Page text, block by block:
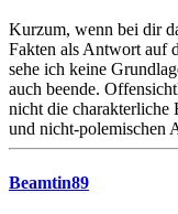
Kurzum, wenn bei dir
Fakten als Antwort auf
sehe ich keine
auch beende.
nicht die charakterliche
und nicht-polemischen
Beamtin89